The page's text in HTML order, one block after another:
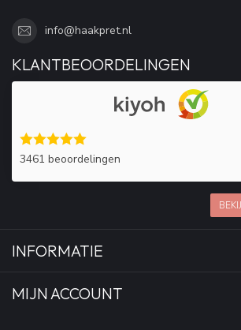
info@haakpret.nl
KLANTBEOORDELINGEN
3461 beoordelingen
INFORMATIE
MIJN ACCOUNT